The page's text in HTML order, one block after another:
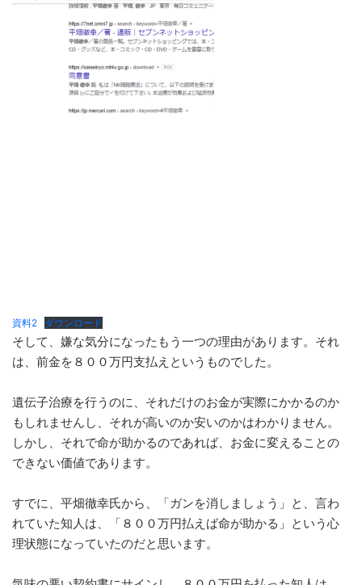
資料2 ダウンロード
そして、嫌な気分になったもう一つの理由があります。それ
は、前金を８００万円支払えというものでした。
遺伝子治療を行うのに、それだけのお金が実際にかかるのか
もしれませんし、それが高いのか安いのかはわかりません。
しかし、それで命が助かるのであれば、お金に変えることの
できない価値であります。
すでに、平畑徹幸氏から、「ガンを消しましょう」と、言わ
れていた知人は、「８００万円払えば命が助かる」という心
理状態になっていたのだと思います。